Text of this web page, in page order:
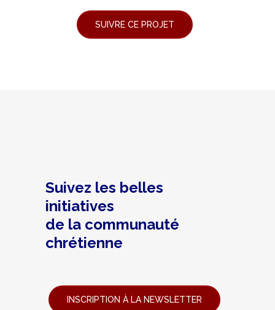
Suivez les belles
initiatives
de la communauté
chrétienne
INSCRIPTION À LA NEWSLETTER